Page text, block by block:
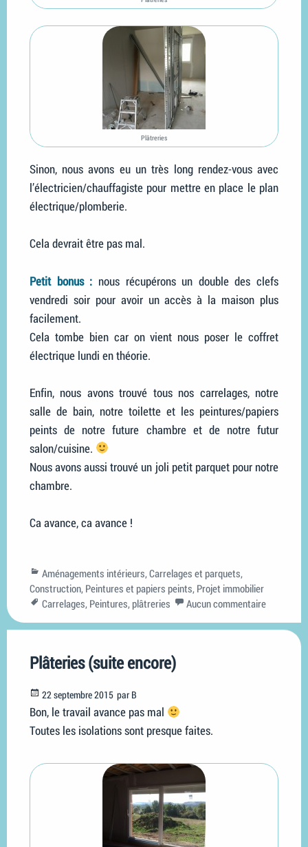
Plâtreries
Sinon, nous avons eu un très long rendez-vous avec
l’électricien/chauffagiste pour mettre en place le plan
électrique/plomberie.
Cela devrait être pas mal.
Petit bonus : nous récupérons un double des clefs
vendredi soir pour avoir un accès à la maison plus
facilement.
Cela tombe bien car on vient nous poser le coffret
électrique lundi en théorie.
Enfin, nous avons trouvé tous nos carrelages, notre
salle de bain, notre toilette et les peintures/papiers
peints de notre future chambre et de notre futur
salon/cuisine.
Nous avons aussi trouvé un joli petit parquet pour notre
chambre.
Ca avance, ca avance !
Categories
Aménagements intérieurs,Carrelages et parquets,
Construction, Peintures et papiers peints, Projet immobilier
Tags
Carrelages, Peintures,plâtreries Aucun commentaire
Plâteries (suite encore)
Posted
on
22 septembre 2015 par B
Bon, le travail avance pas mal
Toutes les isolations sont presque faites.